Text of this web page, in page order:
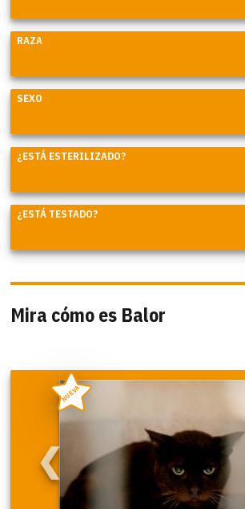
RAZA
SEXO
¿ESTÁ ESTERILIZADO?
¿ESTÁ TESTADO?
Mira cómo es Balor
❮
NUEVA